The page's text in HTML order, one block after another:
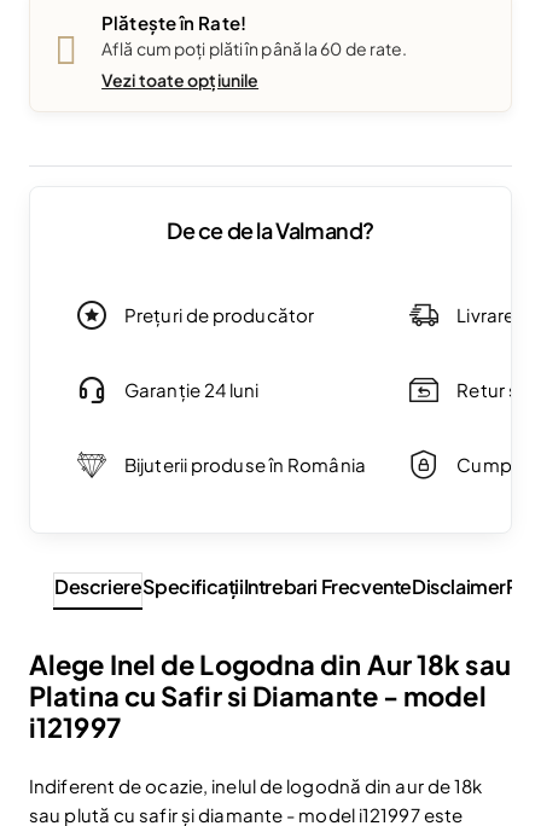
Plătește în Rate!
Află cum poți plăti în până la 60 de rate.
Vezi toate opțiunile
De ce de la Valmand?
Prețuri de producător
Garanție 24 luni
Bijuterii produse în România
Livrare
Retur
DescriereSpecificaţiiIntrebari FrecventeDisclaimer
Alege Inel de Logodna din Aur 18k sau
Platina cu Safir si Diamante - model
i121997
Indiferent de ocazie, inelul de logodnă din aur de 18k
sau plută cu safir și diamante - model i121997 este